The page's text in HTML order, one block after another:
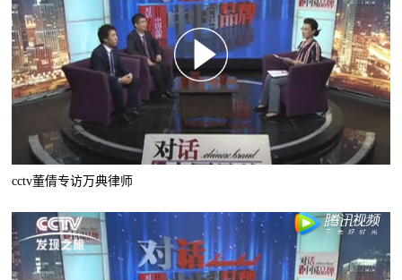
cctv董倩专访万典律师